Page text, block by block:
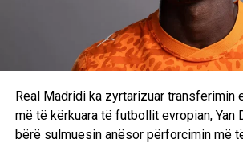
Real Madridi ka zyrtarizuar transferimin
më të kërkuara të futbollit evropian, Yan
bërë sulmuesin anësor përforcimin më